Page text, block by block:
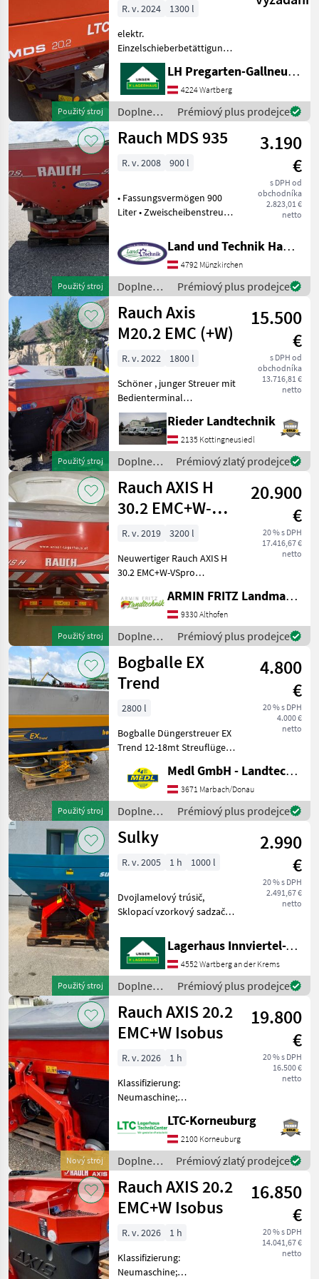
Použitý stroj
R. v. 2024
1300 l
elektr.
Einzelschieberbetättigung -
Geschwindigkeitsabhängig -
Bordrechner QUANTRON-A -
7 polige Signalsteckdose
Aufsatz M430 (400 ltr.)
Dvojlamelový trúsič, Sklo
LH Pregarten-Gallneukirchen, Pregarten
4224 Wartberg
Doplnenie
živin a
polievanie
Prémiový plus prodejce
Použitý stroj
Rauch MDS 935
3.190
€
s DPH od
obchodníka
2.823,01 €
netto
R. v. 2008 900 l
• Fassungsvermögen 900
Liter • Zweischeibenstreuer
Wurfscheibe M1 10 - 18m •
hydr. Schieberbetätigung • 1
EW Steuergerät erforder
Land und Technik HandelsgesmbH
4792 Münzkirchen
Doplnenie
živin a
polievanie
/ Rauch
Prémiový plus prodejce
Použitý stroj
Rauch Axis
M20.2 EMC (+W)
15.500
€
s DPH od
obchodníka
13.716,81 €
netto
R. v. 2022
1800 l
Schöner , junger Streuer mit
Bedienterminal
QUANTRON-A mit
VariSpread V8 mit
Restmengenwaage W ,
Abdeckplane , Beleuchtung.
Dvojlamelový trúsič,
Sklopací vzorkový sad
Rieder Landtechnik
2135 Kottingneusiedl
Doplnenie
živin a
polievanie
/ Rauch
Prémiový zlatý prodejce
Použitý stroj
Rauch AXIS H
30.2 EMC+W-
VSpro
20.900
€
20 % s DPH
17.416,67 €
netto
R. v. 2019
3200 l
Neuwertiger Rauch AXIS H
30.2 EMC+W-VSpro
verkaufen, 3200 Liter
Vollausstattung, mit
Beleuchtung, weitere
Informationen bitte telefo
ARMIN FRITZ Landmaschinen und Kfz-Technik GmbH
9330 Althofen
Doplnenie
živin a
polievanie
/ Rauch
Prémiový plus prodejce
Použitý stroj
Bogballe EX
Trend
4.800
€
20 % s DPH
4.000 €
netto
2800 l
Bogballe Düngerstreuer EX
Trend 12-18mt Streuflügel
Kotfänger Rührwerk
Grenzstreueinrichtung "Zur
Grenze" mit Bowdenzug
Grenzstreue
Medl GmbH - Landtechnik Großhandel
3671 Marbach/Donau
Doplnenie
živin a
polievanie
Prémiový plus prodejce
Použitý stroj
Sulky
2.990
€
20 % s DPH
2.491,67 €
netto
R. v. 2005 1 h 1000 l
Dvojlamelový trúsič,
Sklopací vzorkový sadzač-
prevádzkovanie,
Nastavenie množstvo
rozptyl, : Dvojlamelový
trúsič Doplnenie živin a
polievanie Rozm
Lagerhaus Innviertel-Traunviertel-Urfahr eGen, Wartberg/Krems
4552 Wartberg an der Krems
Doplnenie
živin a
polievanie
/ Sulky
Prémiový plus prodejce
Nový stroj
Rauch AXIS 20.2
EMC+W Isobus
19.800
€
20 % s DPH
16.500 €
netto
R. v. 2026
1 h
Klassifizierung:
Neumaschine;
Bauart: Angebaut;
Antriebsart: Mechanischer
Antrieb; Anzahl
Streuscheiben: 2;
Behälterabdeckung: Ja;
Beleuchtung
LTC-Korneuburg
2100 Korneuburg
Doplnenie
živin a
polievanie
/ Rauch
Prémiový zlatý prodejce
Rauch AXIS 20.2
EMC+W Isobus
16.850
€
20 % s DPH
14.041,67 €
netto
R. v. 2026
1 h
Klassifizierung:
Neumaschine;